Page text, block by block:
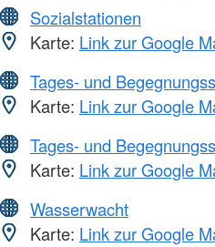
Sozialstationen
Karte: Link zur Google
Tages- und
Karte: Link zur Google
Tages- und
Karte: Link zur Google
Wasserwacht
Karte: Link zur Google